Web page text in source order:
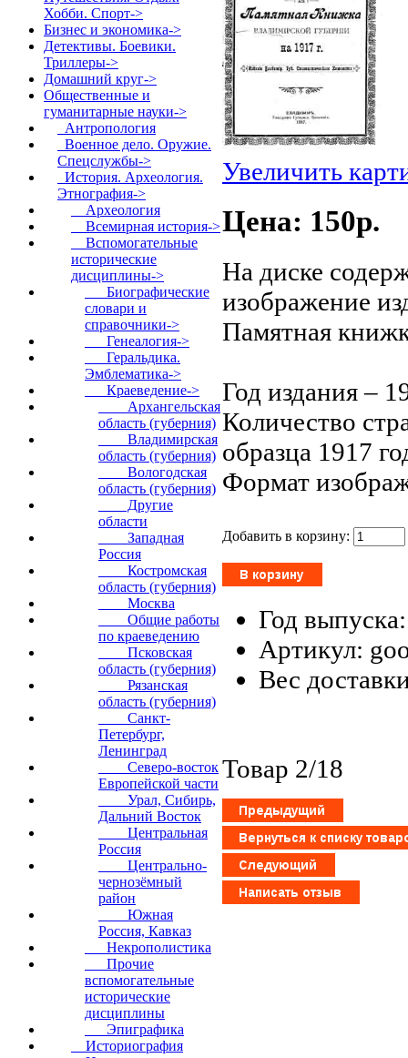
Хобби. Спорт->
Бизнес и экономика->
Детективы. Боевики.
Триллеры->
Домашний круг->
Общественные и
гуманитарные науки->
Антропология
Военное дело. Оружие.
Спецслужбы->
История. Археология.
Этнография->
Археология
Всемирная история->
Вспомогательные
исторические
дисциплины->
Биографические
словари и
справочники->
Генеалогия->
Геральдика.
Эмблематика->
Краеведение->
Архангельская
область (губерния)
Владимирская
область (губерния)
Вологодская
область (губерния)
Другие
области
Западная
Россия
Костромская
область (губерния)
Москва
Общие работы
по краеведению
Псковская
область (губерния)
Рязанская
область (губерния)
Санкт-
Петербург,
Ленинград
Северо-восток
Европейской части
Урал, Сибирь,
Дальний Восток
Центральная
Россия
Центрально-
чернозёмный
район
Южная
Россия, Кавказ
Некрополистика
Прочие
вспомогательные
исторические
дисциплины
Эпиграфика
Историография
Увеличить
Цена: 150p.
На диске
изображение
Памятная
Год издания –
Количество
образца 1917
Формат
Добавить в корзину:
Год
Артикул:
Вес
Товар 2/18